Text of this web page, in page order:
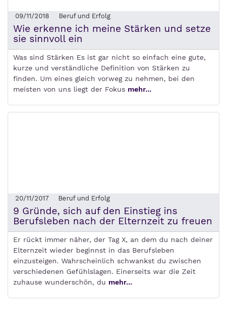
09/11/2018 Beruf und Erfolg
Wie erkenne ich meine Stärken und setze
sie sinnvoll ein
Was sind Stärken Es ist gar nicht so einfach eine gute,
kurze und verständliche Definition von Stärken zu
finden. Um eines gleich vorweg zu nehmen, bei den
meisten von uns liegt der Fokus mehr...
20/11/2017 Beruf und Erfolg
9 Gründe, sich auf den Einstieg ins
Berufsleben nach der Elternzeit zu freuen
Er rückt immer näher, der Tag X, an dem du nach deiner
Elternzeit wieder beginnst in das Berufsleben
einzusteigen. Wahrscheinlich schwankst du zwischen
verschiedenen Gefühlslagen. Einerseits war die Zeit
zuhause wunderschön, du mehr...